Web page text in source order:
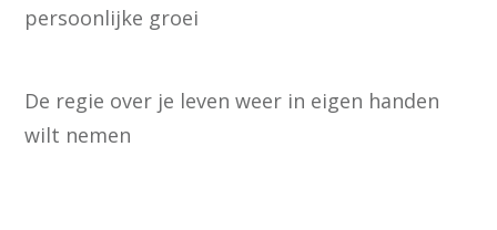
persoonlijke groei
De regie over je leven weer in eigen handen
wilt nemen